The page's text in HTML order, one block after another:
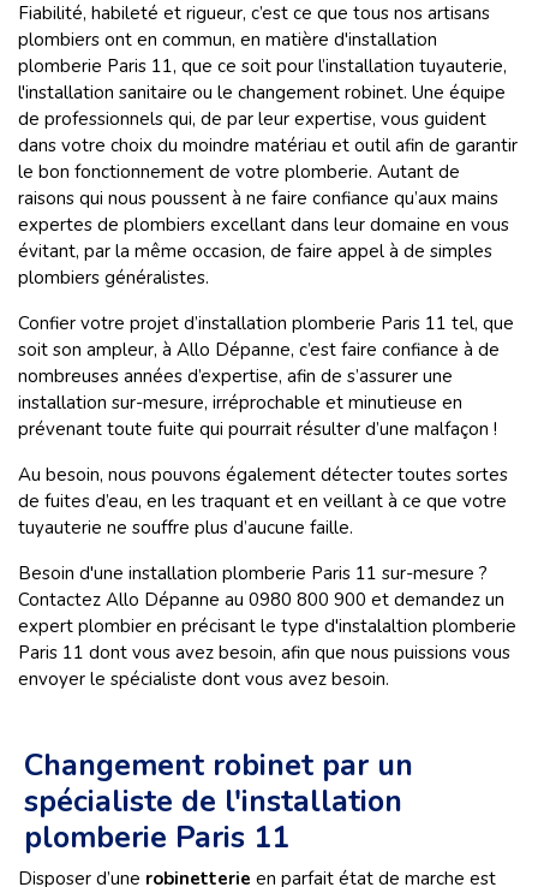
Fiabilité, habileté et rigueur, c’est ce que tous nos artisans
plombiers ont en commun, en matière d'installation
plomberie Paris 11, que ce soit pour l’installation tuyauterie,
l'installation sanitaire ou le changement robinet. Une équipe
de professionnels qui, de par leur expertise, vous guident
dans votre choix du moindre matériau et outil afin de garantir
le bon fonctionnement de votre plomberie. Autant de
raisons qui nous poussent à ne faire confiance qu’aux mains
expertes de plombiers excellant dans leur domaine en vous
évitant, par la même occasion, de faire appel à de simples
plombiers généralistes.
Confier votre projet d’installation plomberie Paris 11 tel, que
soit son ampleur, à Allo Dépanne, c’est faire confiance à de
nombreuses années d’expertise, afin de s’assurer une
installation sur-mesure, irréprochable et minutieuse en
prévenant toute fuite qui pourrait résulter d’une malfaçon !
Au besoin, nous pouvons également détecter toutes sortes
de fuites d’eau, en les traquant et en veillant à ce que votre
tuyauterie ne souffre plus d’aucune faille.
Besoin d'une installation plomberie Paris 11 sur-mesure ?
Contactez Allo Dépanne au 0980 800 900 et demandez un
expert plombier en précisant le type d'instalaltion plomberie
Paris 11 dont vous avez besoin, afin que nous puissions vous
envoyer le spécialiste dont vous avez besoin.
Changement robinet par un
spécialiste de l'installation
plomberie Paris 11
Disposer d’une robinetterie en parfait état de marche est